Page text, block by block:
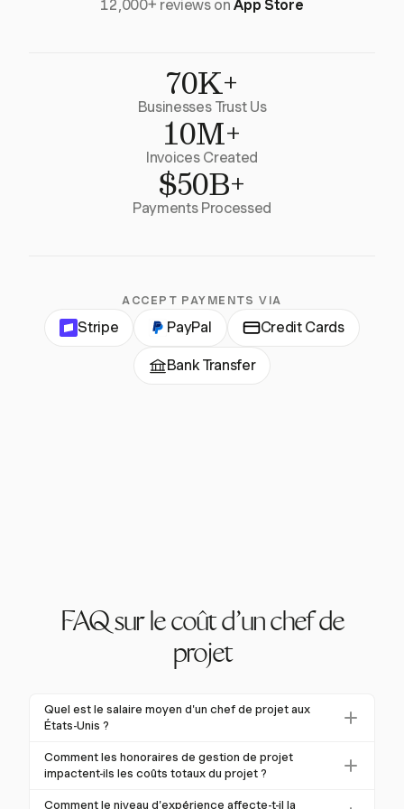
12,000+ reviews onApp Store
70K+
Businesses Trust Us
10M+
Invoices Created
$50B+
Payments Processed
ACCEPT PAYMENTS VIA
Stripe PayPal Credit Cards
Bank Transfer
FAQ sur le coût d'un chef de
projet
Quel est le salaire moyen d'un chef de projet aux
États-Unis ?
Le salaire moyen d'un chef de projet aux États-Unis
est d'environ 100 750 $ par an. Cependant, cela peut
Comment les honoraires de gestion de projet
impactent-ils les coûts totaux du projet ?
Les honoraires de gestion de projet représentent
Comment le niveau d'expérience affecte-t-il la